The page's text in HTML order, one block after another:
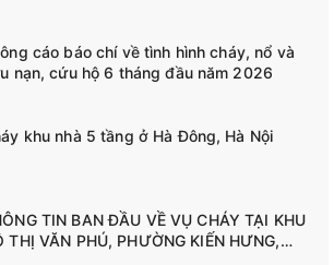
cáo báo chí về tình hình cháy, nổ và
nạn, cứu hộ 6 tháng đầu năm 2026
khu nhà 5 tầng ở Hà Đông, Hà Nội
TIN BAN ĐẦU VỀ VỤ CHÁY TẠI KHU
THỊ VĂN PHÚ, PHƯỜNG KIẾN HƯNG,